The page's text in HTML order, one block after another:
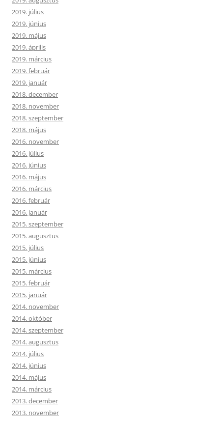
2019. július
2019. június
2019. május
2019. április
2019. március
2019. február
2019. január
2018. december
2018. november
2018. szeptember
2018. május
2016. november
2016. július
2016. június
2016. május
2016. március
2016. február
2016. január
2015. szeptember
2015. augusztus
2015. július
2015. június
2015. március
2015. február
2015. január
2014. november
2014. október
2014. szeptember
2014. augusztus
2014. július
2014. június
2014. május
2014. március
2013. december
2013. november